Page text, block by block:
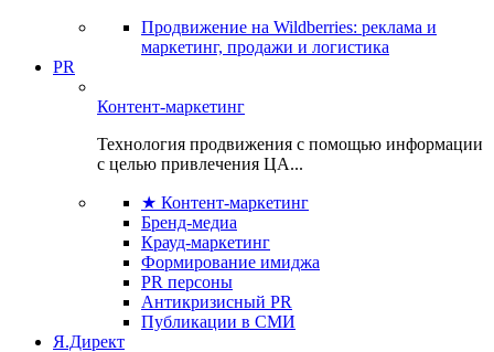
Продвижение на Wildberries: реклама и
маркетинг, продажи и логистика
PR
Контент-маркетинг
Технология продвижения с помощью информации
с целью привлечения ЦА...
★ Контент-маркетинг
Бренд-медиа
Крауд-маркетинг
Формирование имиджа
PR персоны
Антикризисный PR
Публикации в СМИ
Я.Директ